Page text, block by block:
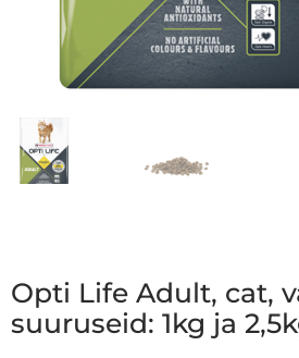
Opti Life Adult, cat,
suuruseid: 1kg ja